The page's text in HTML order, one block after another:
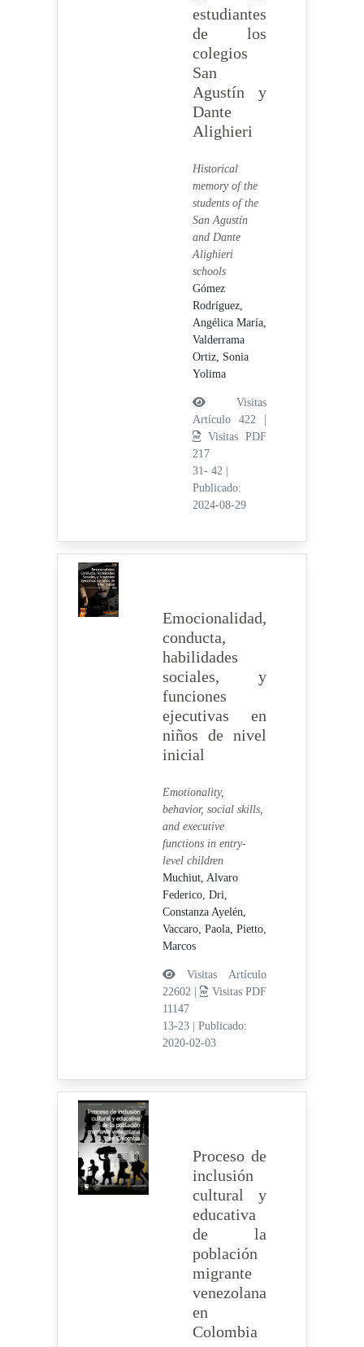
estudiantes
de los
colegios
San
Agustín y
Dante
Alighieri
Historical
memory of the
students of the
San Agustín
and Dante
Alighieri
schools
Gómez
Rodríguez,
Angélica María,
Valderrama
Ortiz, Sonia
Yolima
Visitas
Artículo 422 |
Visitas PDF
217
31- 42
Publicado:
2024-08-29
Emocionalidad,
conducta,
habilidades
sociales, y
funciones
ejecutivas en
niños de nivel
inicial
Emotionality,
behavior, social skills,
and executive
functions in entry-
level children
Muchiut, Alvaro
Federico, Dri,
Constanza Ayelén,
Vaccaro, Paola, Pietto,
Marcos
Visitas Artículo
22602 |
Visitas PDF
11147
13-23
Publicado:
2020-02-03
Proceso de
inclusión
cultural y
educativa
de la
población
migrante
venezolana
en
Colombia